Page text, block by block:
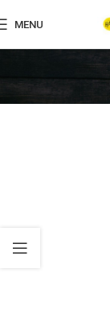
MENU